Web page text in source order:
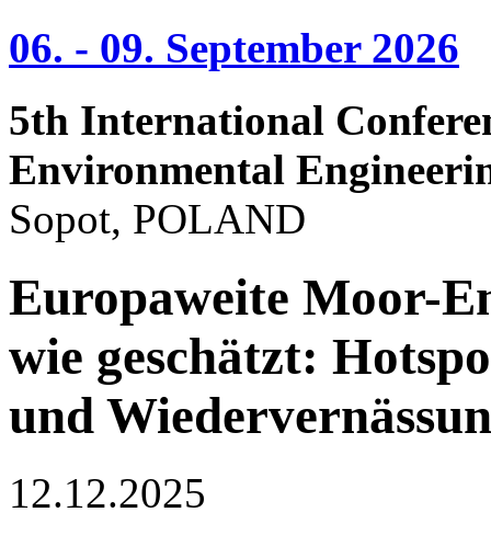
06. - 09. September 2026
5th International
Environmental
Sopot, POLAND
Europaweite Moor-
wie geschätzt:
und
12.12.2025